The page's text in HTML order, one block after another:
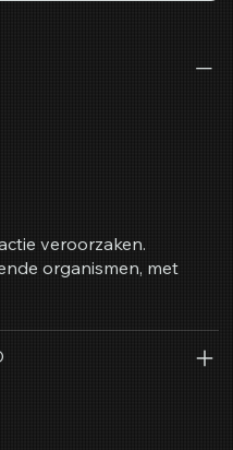
veroorzaken.
organismen, met